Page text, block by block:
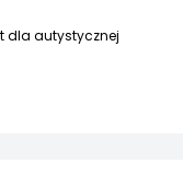
dla autystycznej